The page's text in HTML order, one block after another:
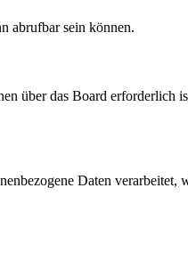
abrufbar sein können.
über das Board erforderlich
Daten verarbeitet,